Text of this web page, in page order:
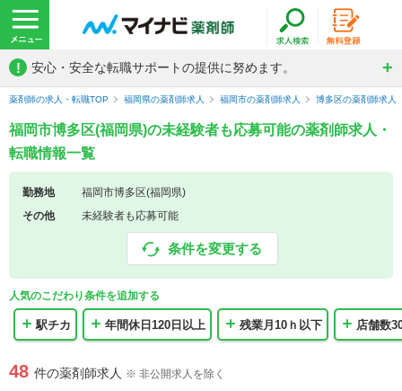
! 安心・安全な転職サポートの提供に努めます。
薬剤師の求人・転職TOP 福岡県の薬剤師求人 福岡市の薬剤師求人 博多区の薬剤師求人
福岡市博多区(福岡県)の未経験者も応募可能の薬剤師求人・
転職情報一覧
勤務地
福岡市博多区(福岡県)
その他
未経験者も応募可能
条件を変更する
人気のこだわり条件を追加する
駅チカ 年間休日120日以上 残業月10ｈ以下 店舗数
48 件の薬剤師求人 ※ 非公開求人を除く